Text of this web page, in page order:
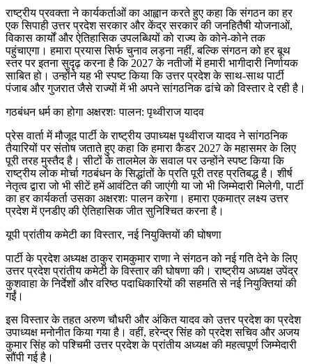
राष्ट्रीय प्रवक्ता ने कार्यकर्ताओं का आह्वान करते हुए कहा कि संगठन का हर
एक सिपाही उत्तर प्रदेश सरकार और केंद्र सरकार की जनहितैषी योजनाओं,
विकास कार्यों और ऐतिहासिक उपलब्धियों को राज्य के कोने-कोने तक
पहुंचाएगा। हमारा प्रयास सिर्फ चुनाव लड़ना नहीं, बल्कि संगठन को हर बूथ
स्तर पर इतना सुदृढ़ करना है कि 2027 के नतीजों में हमारी भागीदारी निर्णायक
साबित हो। उन्होंने यह भी स्पष्ट किया कि उत्तर प्रदेश के साथ-साथ पार्टी
पंजाब और गुजरात जैसे राज्यों में भी अपने सांगठनिक ढांचे को विस्तार दे रही है।
गठबंधन धर्म का होगा अक्षरशः पालन: पृथ्वीराज यादव
प्रेस वार्ता में मौजूद पार्टी के राष्ट्रीय उपाध्यक्ष पृथ्वीराज यादव ने सांगठनिक
तैयारियों पर संतोष जताते हुए कहा कि हमारा कैडर 2027 के महासमर के लिए
पूरी तरह मुस्तैद है। सीटों के तालमेल के सवाल पर उन्होंने स्पष्ट किया कि
राष्ट्रीय लोक मोर्चा गठबंधन के सिद्धांतों के प्रति पूरी तरह प्रतिबद्ध है। शीर्ष
नेतृत्व द्वारा जो भी सीटें हमें आवंटित की जाएंगी या जो भी जिम्मेदारी मिलेगी, पार्टी
का हर कार्यकर्ता उसका अक्षरशः पालन करेगा। हमारा एकमात्र लक्ष्य उत्तर
प्रदेश में एनडीए की ऐतिहासिक जीत सुनिश्चित करना है।
यूपी प्रांतीय कमेटी का विस्तार, नई नियुक्तियों की घोषणा
पार्टी के प्रदेश अध्यक्ष ठाकुर रामकुमार राणा ने संगठन को नई गति देने के लिए
उत्तर प्रदेश प्रांतीय कमेटी के विस्तार की घोषणा की। राष्ट्रीय अध्यक्ष उपेंद्र
कुशवाहा के निर्देशों और वरिष्ठ पदाधिकारियों की सहमति से नई नियुक्तियां की
गईं।
इस विस्तार के तहत अरुण चौधरी और अंकित यादव को उत्तर प्रदेश का प्रदेश
उपाध्यक्ष मनोनीत किया गया है। वहीं, हरेन्द्र सिंह को प्रदेश सचिव और अजय
कुमार सिंह को पश्चिमी उत्तर प्रदेश के प्रांतीय अध्यक्ष की महत्वपूर्ण जिम्मेदारी
सौंपी गई है।